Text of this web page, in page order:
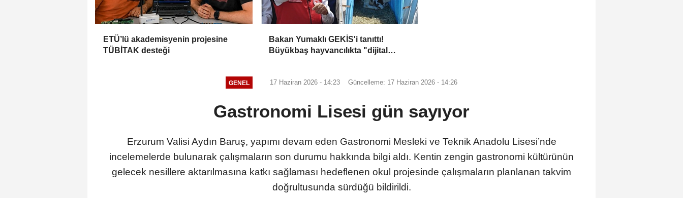
ETÜ’lü akademisyenin projesine
TÜBİTAK desteği
Bakan Yumaklı GEKİS'i tanıttı!
Büyükbaş hayvancılıkta "dijital
GENEL 17 Haziran 2026 - 14:23 Güncelleme: 17 Haziran 2026 - 14:26
Gastronomi Lisesi gün sayıyor
Erzurum Valisi Aydın Baruş, yapımı devam eden Gastronomi Mesleki ve Teknik Anadolu Lisesi’nde
incelemelerde bulunarak çalışmaların son durumu hakkında bilgi aldı. Kentin zengin gastronomi kültürünün
gelecek nesillere aktarılmasına katkı sağlaması hedeflenen okul projesinde çalışmaların planlanan takvim
doğrultusunda sürdüğü bildirildi.